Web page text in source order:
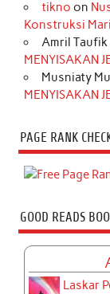
tikno on
Konstruksi
Amril Taufik
MENYISAKAN
Musniaty
MENYISAKAN
PAGE RANK
GOOD READS
Laskar